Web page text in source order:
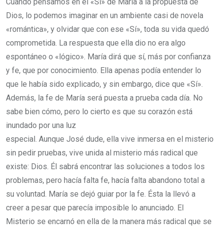
Dios, lo podemos imaginar en un ambiente casi de novela
«romántica», y olvidar que con ese «Sí», toda su vida quedó
comprometida. La respuesta que ella dio no era algo
espontáneo o «lógico». María dirá que sí, más por confianza
y fe, que por conocimiento. Ella apenas podía entender lo
que le había sido explicado, y sin embargo, dice que «Sí».
Además, la fe de María será puesta a prueba cada día. No
sabe bien cómo, pero lo cierto es que su corazón está
inundado por una luz
especial. Aunque José dude, ella vive inmersa en el misterio
sin pedir pruebas, vive unida al misterio más radical que
existe: Dios. Él sabrá encontrar las soluciones a todos los
problemas, pero hacía falta fe, hacía falta abandono total a
su voluntad. María se dejó guiar por la fe. Ésta la llevó a
creer a pesar que parecía imposible lo anunciado. El
Misterio se encarnó en ella de la manera más radical que se